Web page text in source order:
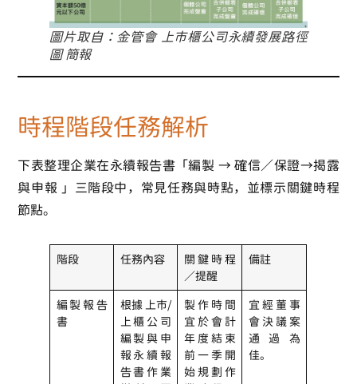
圖片取自：金管會 上市櫃公司永續發展路徑
圖 簡報
時程階段任務解析
下表整理企業在永續報告書「編製 → 確信／保證→揭露
與申報 」三階段中，常見任務與時點，並標示關鍵時程
節點。
階段 任務內容
關鍵時程
／提醒
備註
編製報告
書
根據 上市/
上櫃公司
編製與申
報永續報
告書作業
製作時間
宜於會計
年度結束
前一季開
始規劃作
宜經董事
會決議案
通過為
佳。